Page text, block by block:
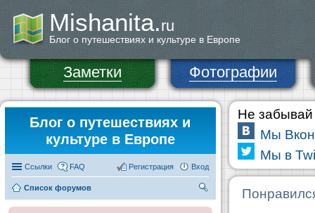
Mishanita.ru
Блог о путешествиях и культуре в Европе
Заметки Фотографии
Блог о путешествиях и
культуре в Европе
Ссылки FAQ Вход
Регистрация
Список форумов
Не забывай
Мы
Мы в